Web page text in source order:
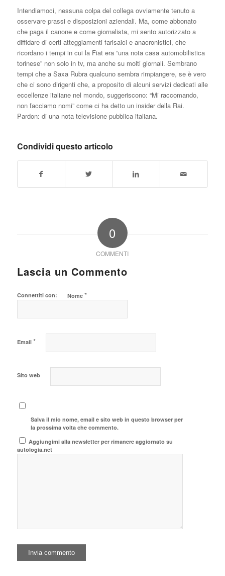
Intendiamoci, nessuna colpa del collega ovviamente tenuto a
osservare prassi e disposizioni aziendali. Ma, come abbonato
che paga il canone e come giornalista, mi sento autorizzato a
diffidare di certi atteggiamenti farisaici e anacronistici, che
ricordano i tempi in cui la Fiat era “una nota casa automobilistica
torinese” non solo in tv, ma anche su molti giornali. Sembrano
tempi che a Saxa Rubra qualcuno sembra rimpiangere, se è vero
che ci sono dirigenti che, a proposito di alcuni servizi dedicati alle
eccellenze italiane nel mondo, suggeriscono: “Mi raccomando,
non facciamo nomi” come ci ha detto un insider della Rai.
Pardon: di una nota televisione pubblica italiana.
Condividi questo articolo
0
COMMENTI
Lascia un Commento
Connettiti con: Nome *
Email *
Sito web
Salva il mio nome, email e sito web in questo browser per
la prossima volta che commento.
Aggiungimi alla newsletter per rimanere aggiornato su
autologia.net